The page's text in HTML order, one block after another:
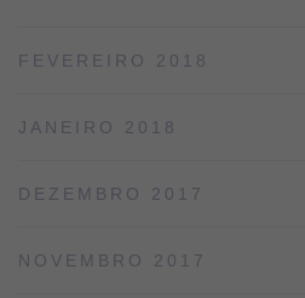
FEVEREIRO 2018
JANEIRO 2018
DEZEMBRO 2017
NOVEMBRO 2017